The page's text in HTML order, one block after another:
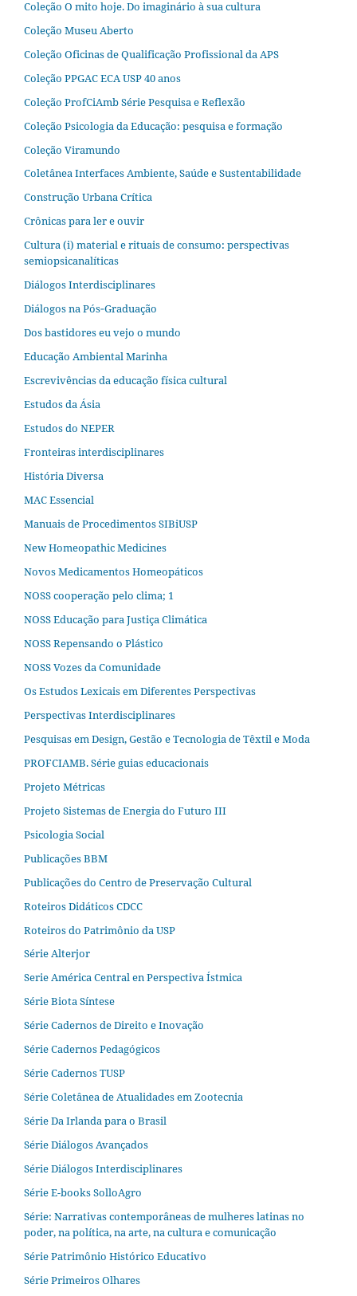
Coleção O mito hoje. Do imaginário à sua cultura
Coleção Museu Aberto
Coleção Oficinas de Qualificação Profissional da APS
Coleção PPGAC ECA USP 40 anos
Coleção ProfCiAmb Série Pesquisa e Reflexão
Coleção Psicologia da Educação: pesquisa e formação
Coleção Viramundo
Coletânea Interfaces Ambiente, Saúde e Sustentabilidade
Construção Urbana Crítica
Crônicas para ler e ouvir
Cultura (i) material e rituais de consumo: perspectivas
semiopsicanalíticas
Diálogos Interdisciplinares
Diálogos na Pós‐Graduação
Dos bastidores eu vejo o mundo
Educação Ambiental Marinha
Escrevivências da educação física cultural
Estudos da Ásia​
Estudos do NEPER
Fronteiras interdisciplinares
História Diversa
MAC Essencial
Manuais de Procedimentos SIBiUSP
New Homeopathic Medicines
Novos Medicamentos Homeopáticos
NOSS cooperação pelo clima; 1
NOSS Educação para Justiça Climática
NOSS Repensando o Plástico
NOSS Vozes da Comunidade
Os Estudos Lexicais em Diferentes Perspectivas
Perspectivas Interdisciplinares
Pesquisas em Design, Gestão e Tecnologia de Têxtil e Moda
PROFCIAMB. Série guias educacionais
Projeto Métricas
Projeto Sistemas de Energia do Futuro III
Psicologia Social
Publicações BBM
Publicações do Centro de Preservação Cultural
Roteiros Didáticos CDCC
Roteiros do Patrimônio da USP
Série Alterjor
Serie América Central en Perspectiva Ístmica
Série Biota Síntese
Série Cadernos de Direito e Inovação
Série Cadernos Pedagógicos
Série Cadernos TUSP
Série Coletânea de Atualidades em Zootecnia
Série Da Irlanda para o Brasil
Série Diálogos Avançados
Série Diálogos Interdisciplinares
Série E-books SolloAgro
Série: Narrativas contemporâneas de mulheres latinas no
poder, na política, na arte, na cultura e comunicação
Série Patrimônio Histórico Educativo
Série Primeiros Olhares